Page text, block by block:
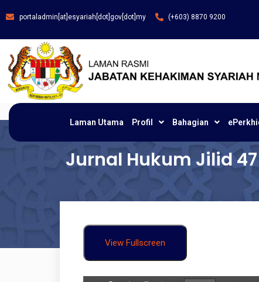
portaladmin[at]esyariah[dot]gov[dot]my (+603) 8870 9200
Laman Utama Profil Bahagian
Jurnal Hukum Jilid
View Fullscreen